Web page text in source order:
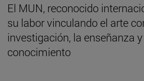
El MUN, reconocido
su labor vinculando el arte
investigación, la enseñanza
conocimiento